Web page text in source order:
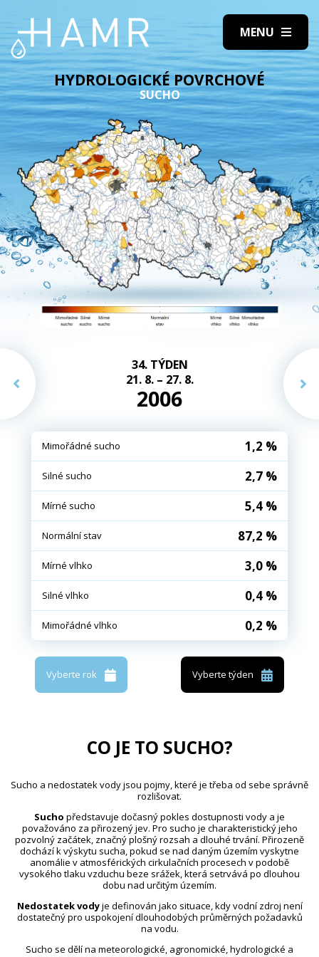
HYDROLOGICKÉ POVRCHOVÉ
SUCHO
34. TÝDEN
21. 8. – 27. 8.
2006
Mimořádné sucho 1,2 %
Silné sucho 2,7 %
Mírné sucho 5,4 %
Normální stav 87,2 %
Mírné vlhko 3,0 %
Silné vlhko 0,4 %
Mimořádné vlhko 0,2 %
Vyberte rok Vyberte týden
CO JE TO SUCHO?
Sucho a nedostatek vody jsou pojmy, které je třeba od sebe správně
rozlišovat.
Sucho představuje dočasný pokles dostupnosti vody a je
považováno za přirozený jev. Pro sucho je charakteristický jeho
pozvolný začátek, značný plošný rozsah a dlouhé trvání. Přirozeně
dochází k výskytu sucha, pokud se nad daným územím vyskytne
anomálie v atmosférických cirkulačních procesech v podobě
vysokého tlaku vzduchu beze srážek, která setrvává po dlouhou
dobu nad určitým územím.
Nedostatek vodyje definován jako situace, kdy vodní zdroj není
dostatečný pro uspokojení dlouhodobých průměrných požadavků
na vodu.
Sucho se dělí na meteorologické, agronomické, hydrologické a